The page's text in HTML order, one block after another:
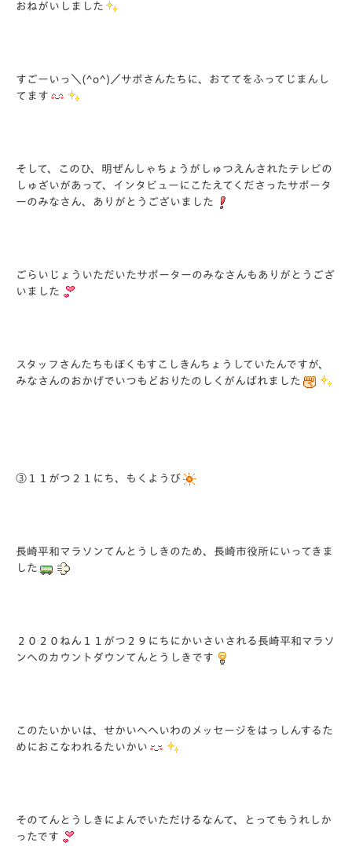
おねがいしました
すごーいっ＼(^o^)／サポさんたちに、おててをふってじまんし
てます
そして、このひ、明ぜんしゃちょうがしゅつえんされたテレビの
しゅざいがあって、インタビューにこたえてくださったサポータ
ーのみなさん、ありがとうございました
ごらいじょういただいたサポーターのみなさんもありがとうござ
いました
スタッフさんたちもぼくもすこしきんちょうしていたんですが、
みなさんのおかげでいつもどおりたのしくがんばれました
③１１がつ２１にち、もくようび
長崎平和マラソンてんとうしきのため、長崎市役所にいってきま
した
２０２０ねん１１がつ２９にちにかいさいされる長崎平和マラソ
ンへのカウントダウンてんとうしきです
このたいかいは、せかいへへいわのメッセージをはっしんするた
めにおこなわれるたいかい
そのてんとうしきによんでいただけるなんて、とってもうれしか
ったです